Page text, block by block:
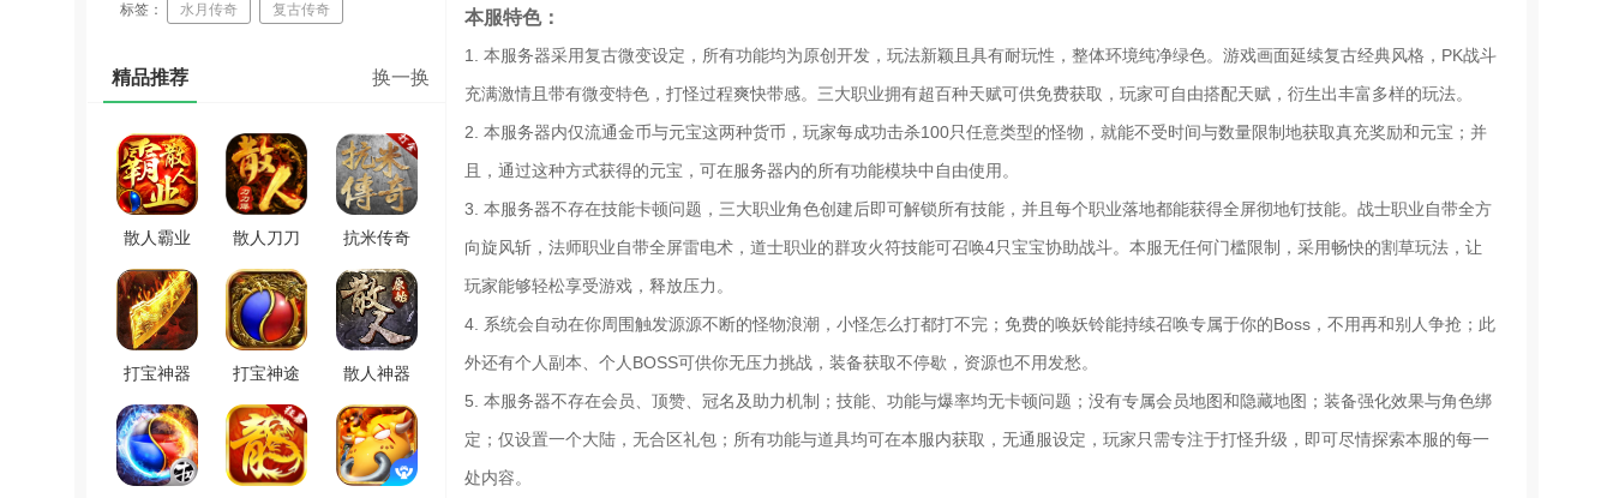
标签： 水月传奇 复古传奇
沙盒开放世界探索生存创造手游专区推荐
精品推荐 换一换
散人霸业
单职业最
新免费版
V3.107
散人刀刀
爆直装版
V1.1.0
抗米传奇
安卓版
V3.88
打宝神器
之怒火一
刀手游版
V1.1.0
打宝神途
无广告版
V3.20190419
散人神器
版 V3.88
本服特色：
1. 本服务器采用复古微变设定，所有功能均为原创开发，玩法新颖且具有耐玩性，整体环境纯净绿色。游戏画面延续复古经典风格，PK战斗
充满激情且带有微变特色，打怪过程爽快带感。三大职业拥有超百种天赋可供免费获取，玩家可自由搭配天赋，衍生出丰富多样的玩法。
2. 本服务器内仅流通金币与元宝这两种货币，玩家每成功击杀100只任意类型的怪物，就能不受时间与数量限制地获取真充奖励和元宝；并
且，通过这种方式获得的元宝，可在服务器内的所有功能模块中自由使用。
3. 本服务器不存在技能卡顿问题，三大职业角色创建后即可解锁所有技能，并且每个职业落地都能获得全屏彻地钉技能。战士职业自带全方
向旋风斩，法师职业自带全屏雷电术，道士职业的群攻火符技能可召唤4只宝宝协助战斗。本服无任何门槛限制，采用畅快的割草玩法，让
玩家能够轻松享受游戏，释放压力。
4. 系统会自动在你周围触发源源不断的怪物浪潮，小怪怎么打都打不完；免费的唤妖铃能持续召唤专属于你的Boss，不用再和别人争抢；此
外还有个人副本、个人BOSS可供你无压力挑战，装备获取不停歇，资源也不用发愁。
5. 本服务器不存在会员、顶赞、冠名及助力机制；技能、功能与爆率均无卡顿问题；没有专属会员地图和隐藏地图；装备强化效果与角色绑
定；仅设置一个大陆，无合区礼包；所有功能与道具均可在本服内获取，无通服设定，玩家只需专注于打怪升级，即可尽情探索本服的每一
处内容。